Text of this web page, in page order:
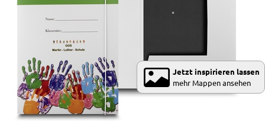
Jetzt inspirieren lassen
mehr Mappen ansehen